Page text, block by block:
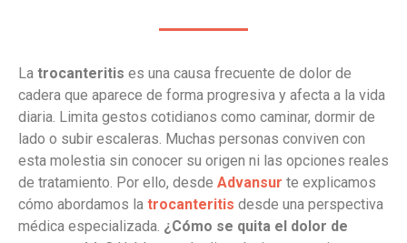
La trocanteritis es una causa frecuente de dolor de
cadera que aparece de forma progresiva y afecta a la vida
diaria. Limita gestos cotidianos como caminar, dormir de
lado o subir escaleras. Muchas personas conviven con
esta molestia sin conocer su origen ni las opciones reales
de tratamiento. Por ello, desde Advansur te explicamos
cómo abordamos la trocanteritis desde una perspectiva
médica especializada. ¿Cómo se quita el dolor de